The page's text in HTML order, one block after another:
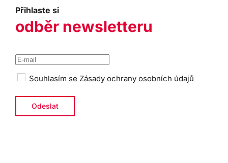
Přihlaste si
odběr newsletteru
Souhlasím se Zásady ochrany osobních údajů